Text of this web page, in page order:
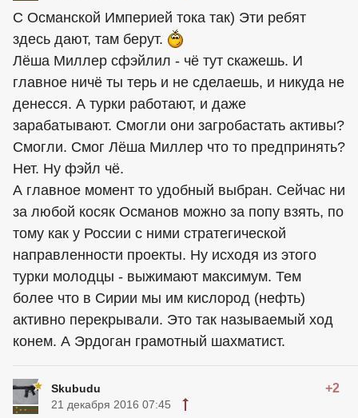
С Османской Империей тока так) Эти ребят
здесь дают, там берут.
Лёша Миллер сфэйлил - чё тут скажешь. И
главное ничё ты терь и не сделаешь, и никуда не
денесся. А турки работают, и даже
зарабатывают. Смогли они загробастать активы?
Смогли. Смог Лёша Миллер что то предпринять?
Нет. Ну фэйл чё.
А главное момент то удобный выбран. Сейчас ни
за любой косяк Османов можно за попу взять, по
тому как у России с ними стратегической
направленности проекты. Ну исходя из этого
турки молодцы - выжимают максимум. Тем
более что в Сирии мы им кислород (нефть)
активно перекрывали. Это так называемый ход
конем. А Эрдоган грамотный шахматист.
Skubudu +2
21 декабря 2016 07:45